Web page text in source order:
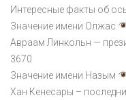
Интересные факты об
Значение имени Олжас
Авраам Линкольн —
3670
Значение имени Назым
Хан Кенесары –